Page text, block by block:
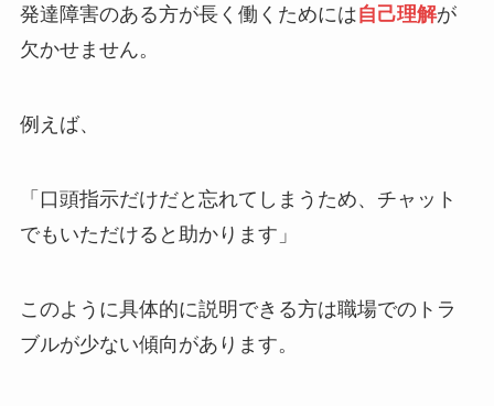
発達障害のある方が長く働くためには自己理解が
欠かせません。
例えば、
「口頭指示だけだと忘れてしまうため、チャット
でもいただけると助かります」
このように具体的に説明できる方は職場でのトラ
ブルが少ない傾向があります。